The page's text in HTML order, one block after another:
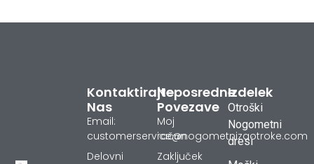
Izdelek
Otroški
Nogometni
dresi
Neposredne
Povezave
Moj
račun
Zaključek
Kontaktirajte
Nas
Email:
customerservice@nogometnizaotroke.com
Delovni